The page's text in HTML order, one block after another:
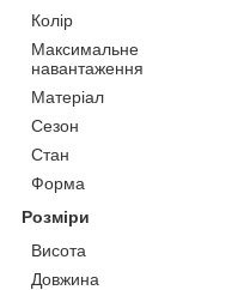
Колір
Максимальне
навантаження
Матеріал
Сезон
Стан
Форма
Розміри
Висота
Довжина